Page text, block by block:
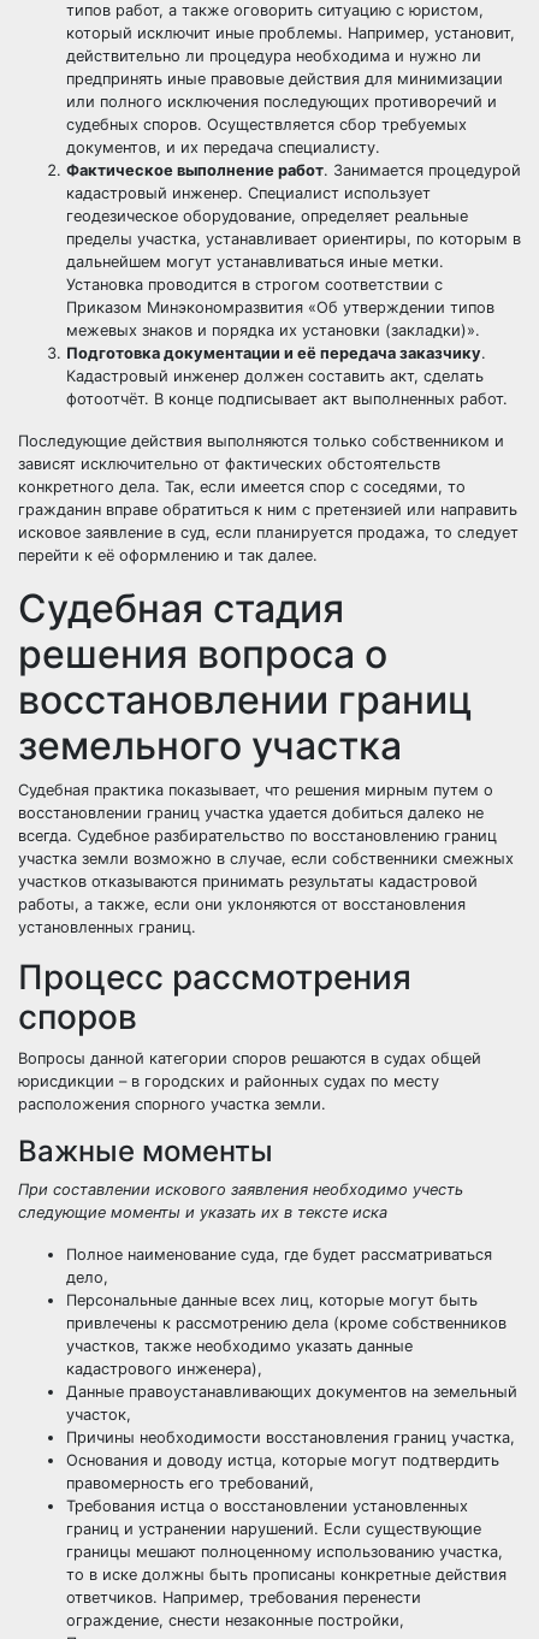
типов работ, а также оговорить ситуацию с юристом,
который исключит иные проблемы. Например, установит,
действительно ли процедура необходима и нужно ли
предпринять иные правовые действия для минимизации
или полного исключения последующих противоречий и
судебных споров. Осуществляется сбор требуемых
документов, и их передача специалисту.
Фактическое выполнение работ. Занимается процедурой
кадастровый инженер. Специалист использует
геодезическое оборудование, определяет реальные
пределы участка, устанавливает ориентиры, по которым в
дальнейшем могут устанавливаться иные метки.
Установка проводится в строгом соответствии с
Приказом Минэкономразвития «Об утверждении типов
межевых знаков и порядка их установки (закладки)».
Подготовка документации и её передача заказчику.
Кадастровый инженер должен составить акт, сделать
фотоотчёт. В конце подписывает акт выполненных работ.
Последующие действия выполняются только собственником и
зависят исключительно от фактических обстоятельств
конкретного дела. Так, если имеется спор с соседями, то
гражданин вправе обратиться к ним с претензией или направить
исковое заявление в суд, если планируется продажа, то следует
перейти к её оформлению и так далее.
Судебная стадия
решения вопроса о
восстановлении границ
земельного участка
Судебная практика показывает, что решения мирным путем о
восстановлении границ участка удается добиться далеко не
всегда. Судебное разбирательство по восстановлению границ
участка земли возможно в случае, если собственники смежных
участков отказываются принимать результаты кадастровой
работы, а также, если они уклоняются от восстановления
установленных границ.
Процесс рассмотрения
споров
Вопросы данной категории споров решаются в судах общей
юрисдикции – в городских и районных судах по месту
расположения спорного участка земли.
Важные моменты
При составлении искового заявления необходимо учесть
следующие моменты и указать их в тексте иска
Полное наименование суда, где будет рассматриваться
дело,
Персональные данные всех лиц, которые могут быть
привлечены к рассмотрению дела (кроме собственников
участков, также необходимо указать данные
кадастрового инженера),
Данные правоустанавливающих документов на земельный
участок,
Причины необходимости восстановления границ участка,
Основания и доводу истца, которые могут подтвердить
правомерность его требований,
Требования истца о восстановлении установленных
границ и устранении нарушений. Если существующие
границы мешают полноценному использованию участка,
то в иске должны быть прописаны конкретные действия
ответчиков. Например, требования перенести
ограждение, снести незаконные постройки,